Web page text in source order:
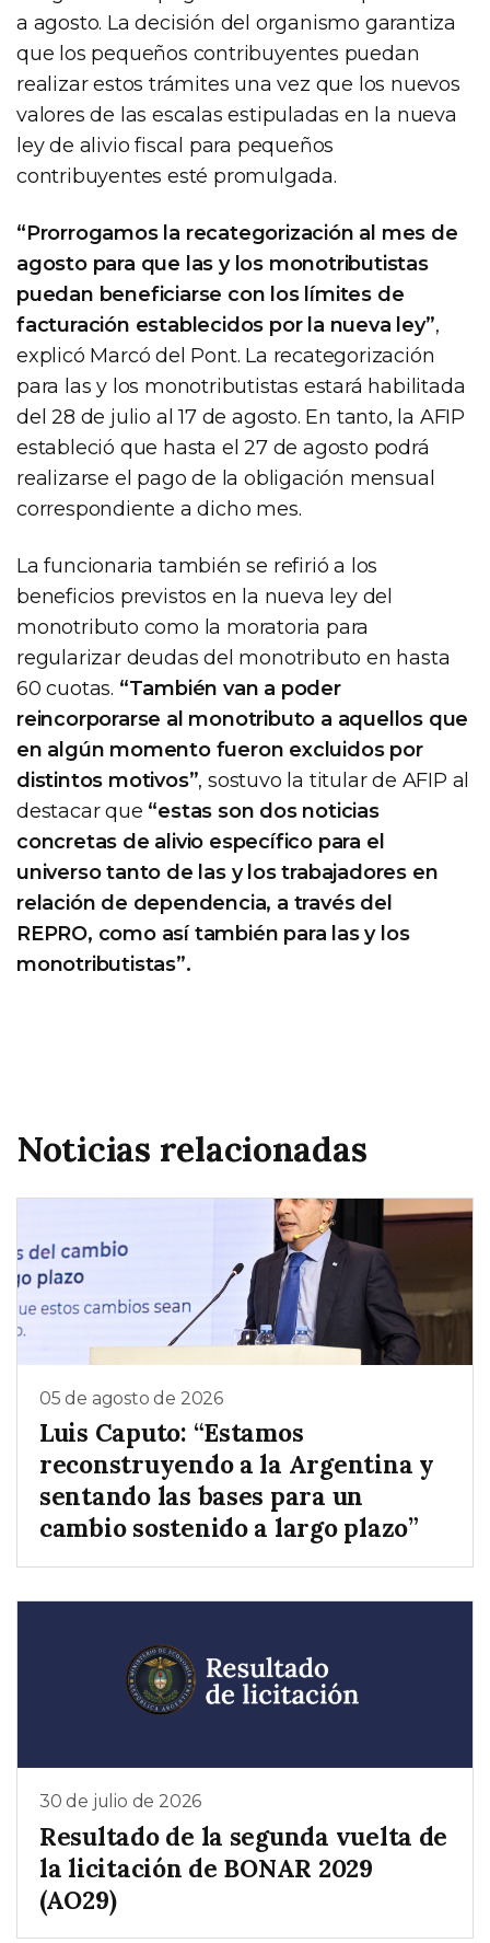
a agosto. La decisión del organismo garantiza
que los pequeños contribuyentes puedan
realizar estos trámites una vez que los nuevos
valores de las escalas estipuladas en la nueva
ley de alivio fiscal para pequeños
contribuyentes esté promulgada.
“Prorrogamos la recategorización al mes de
agosto para que las y los monotributistas
puedan beneficiarse con los límites de
facturación establecidos por la nueva ley”,
explicó Marcó del Pont. La recategorización
para las y los monotributistas estará habilitada
del 28 de julio al 17 de agosto. En tanto, la AFIP
estableció que hasta el 27 de agosto podrá
realizarse el pago de la obligación mensual
correspondiente a dicho mes.
La funcionaria también se refirió a los
beneficios previstos en la nueva ley del
monotributo como la moratoria para
regularizar deudas del monotributo en hasta
60 cuotas. “También van a poder
reincorporarse al monotributo a aquellos que
en algún momento fueron excluidos por
distintos motivos”, sostuvo la titular de AFIP al
destacar que “estas son dos noticias
concretas de alivio específico para el
universo tanto de las y los trabajadores en
relación de dependencia, a través del
REPRO, como así también para las y los
monotributistas”.
Noticias relacionadas
05 de agosto de 2026
Luis Caputo: “Estamos
reconstruyendo a la Argentina y
sentando las bases para un
cambio sostenido a largo plazo”
30 de julio de 2026
Resultado de la segunda vuelta de
la licitación de BONAR 2029
(AO29)